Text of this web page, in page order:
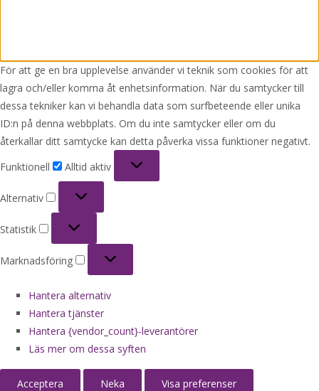
För att ge en bra upplevelse använder vi teknik som cookies för att
lagra och/eller komma åt enhetsinformation. När du samtycker till
dessa tekniker kan vi behandla data som surfbeteende eller unika
ID:n på denna webbplats. Om du inte samtycker eller om du
återkallar ditt samtycke kan detta påverka vissa funktioner negativt.
Funktionell
Alltid aktiv
Alternativ
Statistik
Marknadsföring
Hantera alternativ
Hantera tjänster
Hantera {vendor_count}-leverantörer
Läs mer om dessa syften
Acceptera Neka Visa preferenser